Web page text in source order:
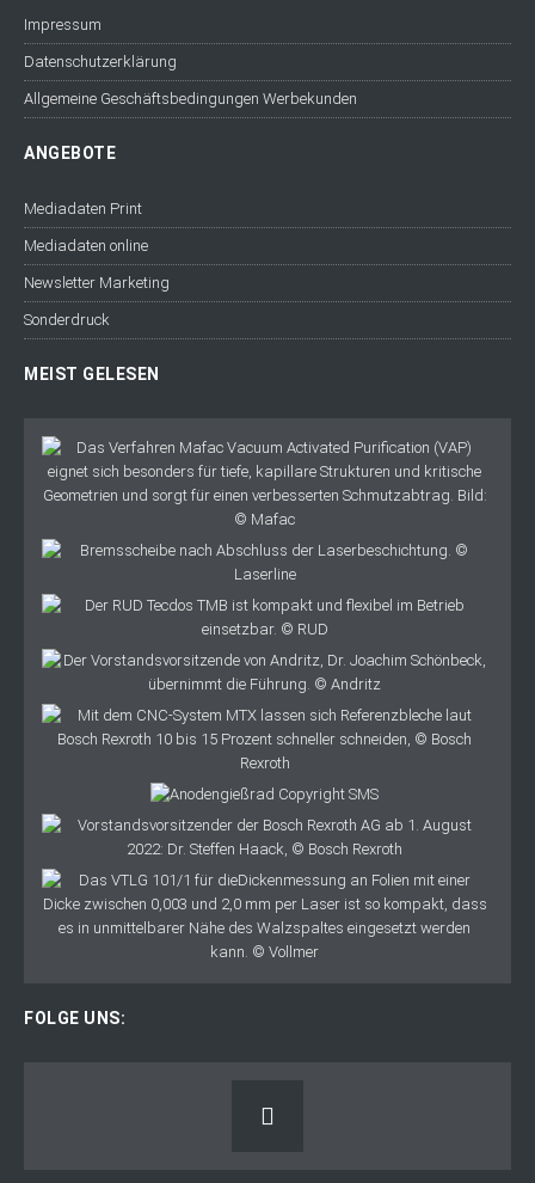
Impressum
Datenschutzerklärung
Allgemeine Geschäftsbedingungen Werbekunden
ANGEBOTE
Mediadaten Print
Mediadaten online
Newsletter Marketing
Sonderdruck
MEIST GELESEN
FOLGE UNS: